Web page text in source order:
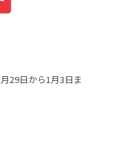
29日から1月3日ま